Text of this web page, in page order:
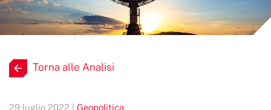
Torna alle Analisi
29 luglio 2022 | Geopolitica